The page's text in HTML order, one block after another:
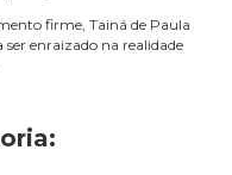
firme, Tainá de Paula
enraizado na realidade